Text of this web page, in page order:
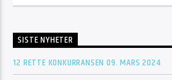
SISTE NYHETER
12 RETTE KONKURRANSEN 09. MARS 2024